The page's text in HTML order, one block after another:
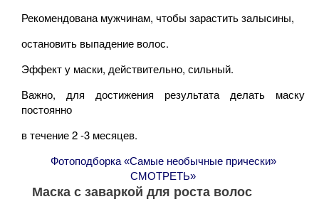
Рекомендована мужчинам, чтобы зарастить залысины,
остановить выпадение волос.
Эффект у маски, действительно, сильный.
Важно, для достижения результата делать маску
постоянно
в течение 2 -3 месяцев.
Фотоподборка «Самые необычные прически»
СМОТРЕТЬ»
Маска с заваркой для роста волос